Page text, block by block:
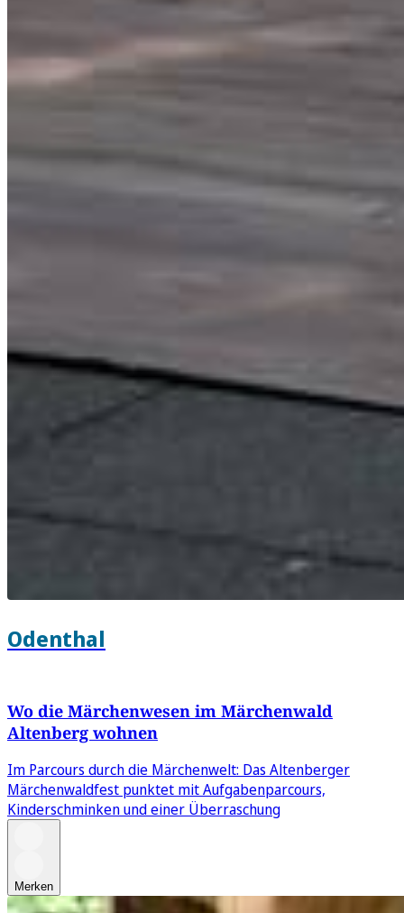
Odenthal
Wo die Märchenwesen im Märchenwald
Altenberg wohnen
Im Parcours durch die Märchenwelt: Das Altenberger
Märchenwaldfest punktet mit Aufgabenparcours,
Kinderschminken und einer Überraschung
Merken